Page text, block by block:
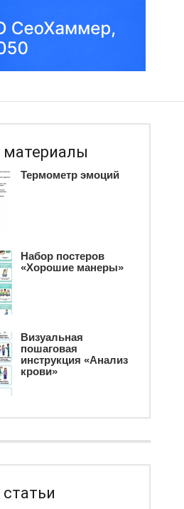
Термометр эмоций
Набор постеров
«Хорошие манеры»
Визуальная
пошаговая
инструкция «Анализ
крови»